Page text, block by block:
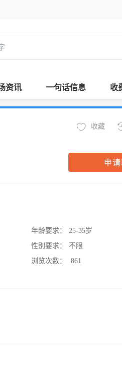
资讯 一句话信息 收
收藏
申
年龄要求：
25-35岁
性别要求：
不限
浏览次数：
861